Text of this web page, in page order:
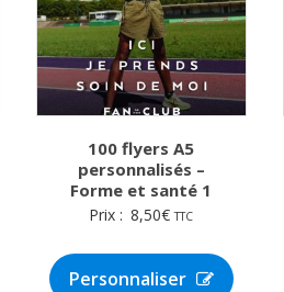
100 flyers A5
personnalisés –
Forme et santé 1
Prix : 8,50€ TTC
Personnaliser